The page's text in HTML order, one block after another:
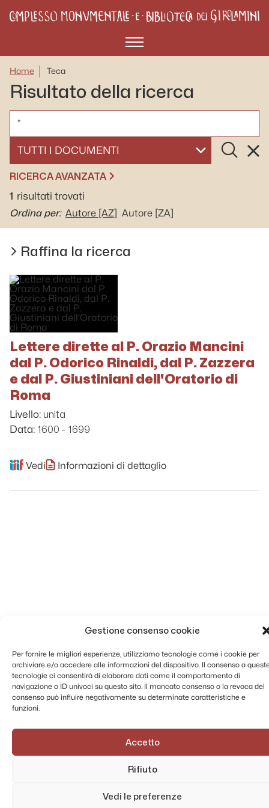
Gestione consenso cookie
Per fornire le migliori esperienze, utilizziamo tecnologie come i cookie per
archiviare e/o accedere alle informazioni del dispositivo. Il consenso a
tecnologie ci consentirà di elaborare dati come il comportamento di
navigazione o ID univoci su questo sito. Il mancato consenso o la revoca del
consenso può influire negativamente su determinate caratteristiche e
funzioni.
Accetto
Rifiuto
Vedi le preferenze
Menù
Home Teca
Risultato della ricerca
SELEZIONA UN DOCUMENTO
Cerca
RICERCA AVANZATA
1 risultati trovati
Ordina per: Autore [AZ] Autore [ZA]
Raffina la ricerca
Lettere dirette al P. Orazio Mancini
dal P. Odorico Rinaldi, dal P. Zazzera
e dal P. Giustiniani dell'Oratorio di
Roma
Livello: unita
Data: 1600 - 1699
Vedi Informazioni di dettaglio